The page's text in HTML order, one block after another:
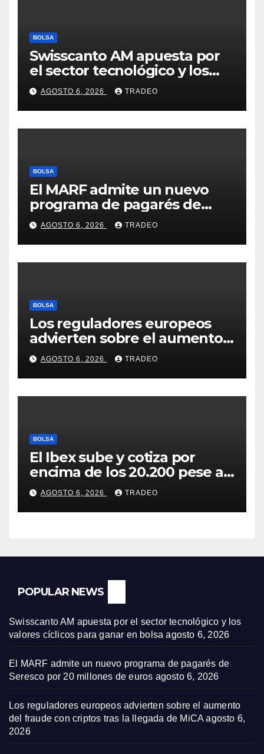
BOLSA
Swisscanto AM apuesta por
el sector tecnológico y los
valores cíclicos para ganar en
bolsa
AGOSTO 6, 2026 TRADEO
BOLSA
El MARF admite un nuevo
programa de pagarés de
Seresco por 20 millones de
euros
AGOSTO 6, 2026 TRADEO
BOLSA
Los reguladores europeos
advierten sobre el aumento
del fraude con criptos tras la
llegada de MiCA
AGOSTO 6, 2026 TRADEO
BOLSA
El Ibex sube y cotiza por
encima de los 20.200 pese al
‘sell off’ de la tecnología
AGOSTO 6, 2026 TRADEO
POPULAR NEWS
Swisscanto AM apuesta por el sector tecnológico y los
valores cíclicos para ganar en bolsa agosto 6, 2026
El MARF admite un nuevo programa de pagarés de
Seresco por 20 millones de euros agosto 6, 2026
Los reguladores europeos advierten sobre el aumento
del fraude con criptos tras la llegada de MiCA agosto 6,
2026